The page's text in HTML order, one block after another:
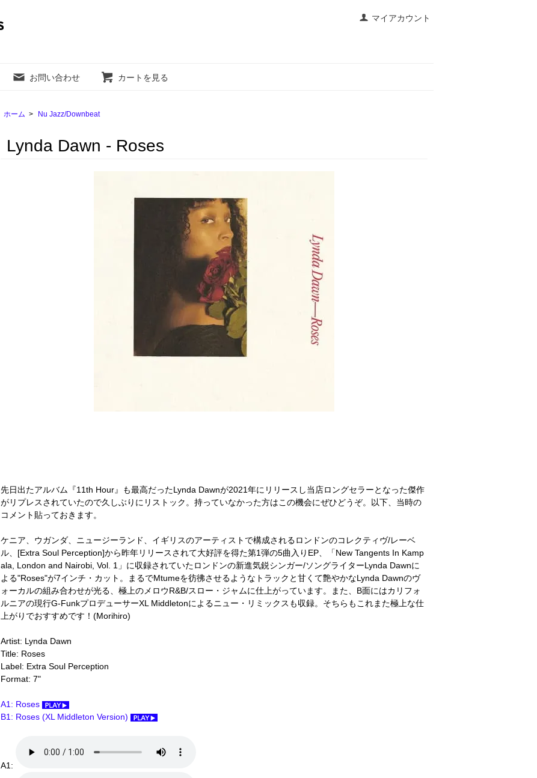
マイアカウント
お問い合わせ カートを見る
ホーム > Nu Jazz/Downbeat
Lynda Dawn - Roses
先日出たアルバム『11th Hour』も最高だったLynda Dawnが2021年にリリースし当店ロングセラーとなった傑作
がリプレスされていたので久しぶりにリストック。持っていなかった方はこの機会にぜひどうぞ。以下、当時の
コメント貼っておきます。
ケニア、ウガンダ、ニュージーランド、イギリスのアーティストで構成されるロンドンのコレクティヴ/レーベ
ル、[Extra Soul Perception]から昨年リリースされて大好評を得た第1弾の5曲入りEP、「New Tangents In Kamp
ala, London and Nairobi, Vol. 1」に収録されていたロンドンの新進気鋭シンガー/ソングライターLynda Dawnに
よる"Roses"が7インチ・カット。まるでMtumeを彷彿させるようなトラックと甘くて艶やかなLynda Dawnのヴ
ォーカルの組み合わせが光る、極上のメロウR&B/スロー・ジャムに仕上がっています。また、B面にはカリフォ
ルニアの現行G-FunkプロデューサーXL Middletonによるニュー・リミックスも収録。そちらもこれまた極上な仕
上がりでおすすめです！(Morihiro)
Artist: Lynda Dawn
Title: Roses
Label: Extra Soul Perception
Format: 7"
A1: Roses
B1: Roses (XL Middleton Version)
A1: